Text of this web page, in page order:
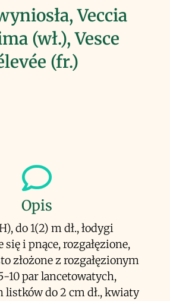
Veccia
(wł.), Vesce
(fr.)
Opis
do 1(2) m dł., łodygi
się i pnące, rozgałęzione,
złożone z rozgałęzionym
10 par lancetowatych,
listków do 2 cm dł., kwiaty